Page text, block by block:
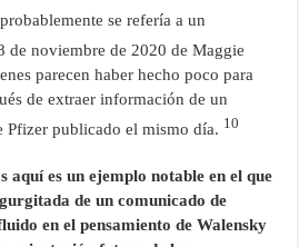
se refería a un
de noviembre de 2020 de Maggie
parecen haber hecho poco para
de extraer información de un
Pfizer publicado el mismo día. 10
aquí es un ejemplo notable en el que
de un comunicado de
en el pensamiento de Walensky